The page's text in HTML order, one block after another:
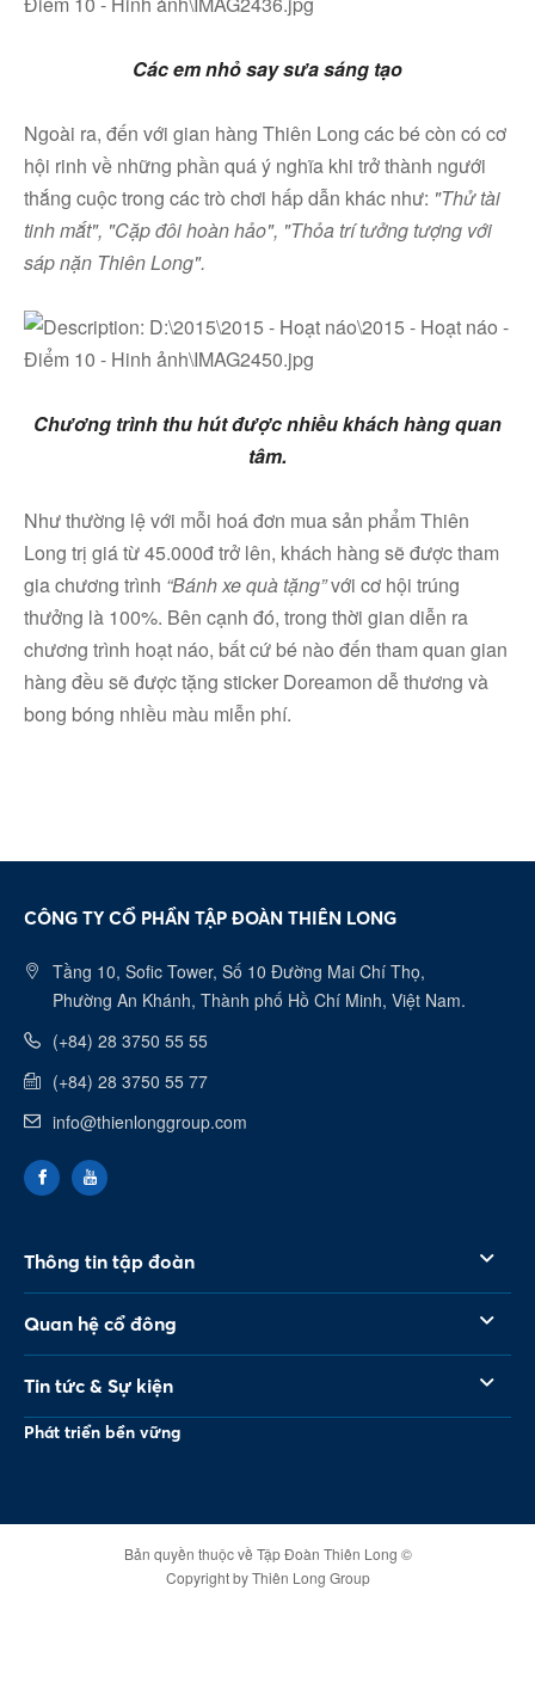
Các em nhỏ say sưa sáng tạo
Ngoài ra, đến với gian hàng Thiên Long các bé còn có cơ
hội rinh về những phần quá ý nghĩa khi trở thành ngưới
thắng cuộc trong các trò chơi hấp dẫn khác như: "Thử tài
tinh mắt", "Cặp đôi hoàn hảo", "Thỏa trí tưởng tượng với
sáp nặn Thiên Long".
Chương trình thu hút được nhiều khách hàng quan
tâm.
Như thường lệ với mỗi hoá đơn mua sản phẩm Thiên
Long trị giá từ 45.000đ trở lên, khách hàng sẽ được tham
gia chương trình “Bánh xe quà tặng”với cơ hội trúng
thưởng là 100%. Bên cạnh đó, trong thời gian diễn ra
chương trình hoạt náo, bất cứ bé nào đến tham quan gian
hàng đều sẽ được tặng sticker Doreamon dễ thương và
bong bóng nhiều màu miễn phí.
CÔNG TY CỔ PHẦN TẬP ĐOÀN THIÊN LONG
Tầng 10, Sofic Tower, Số 10 Đường Mai Chí Thọ,
Phường An Khánh, Thành phố Hồ Chí Minh, Việt Nam.
(+84) 28 3750 55 55
(+84) 28 3750 55 77
info@thienlonggroup.com
Thông tin tập đoàn
Quan hệ cổ đông
Tin tức & Sự kiện
Phát triển bền vững
Bản quyền thuộc về Tập Đoàn Thiên Long ©
Copyright by Thiên Long Group
Youtube
Linkedin